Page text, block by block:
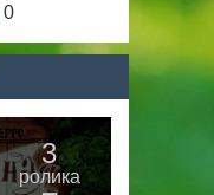
0
3
ролика